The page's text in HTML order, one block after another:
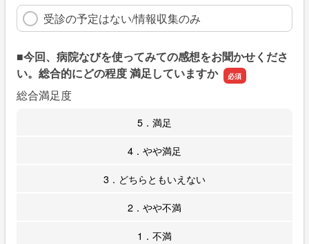
受診の予定はない/情報収集のみ
■今回、病院なびを使ってみての感想をお聞かせくださ
い。総合的にどの程度 満足していますか
総合満足度
5．満足
4．やや満足
3．どちらともいえない
2．やや不満
1．不満